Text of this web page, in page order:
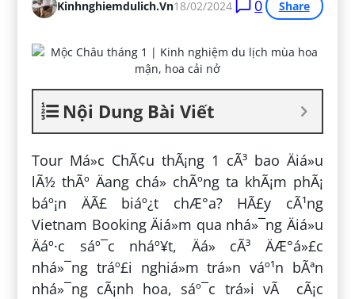
Kinhnghiemdulich.vn18/02/2024 0 Share
Nội Dung Bài Viết
Tour Má»c ChÃ¢u thÃ¡ng 1 cÃ³ bao Äiá»u
lÃ½ thÃº Äang chá» chÃºng ta khÃ¡m phÃ¡
báº¡n ÄÃ£ biáº¿t chÆ°a? HÃ£y cÃ¹ng
Vietnam Booking Äiá»m qua nhá»¯ng Äiá»u
Äáº·c sáº¯c nháº¥t, Äá» cÃ³ ÄÆ°á»£c
nhá»¯ng tráº£i nghiá»m trá»n váº¹n bÃªn
nhá»¯ng cÃ¡nh hoa, sáº¯c trá»i vÃ cÃ¡c